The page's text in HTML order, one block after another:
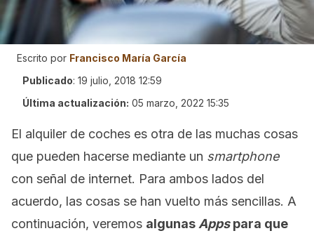
Escrito por Francisco María García
Publicado: 19 julio, 2018 12:59
Última actualización: 05 marzo, 2022 15:35
El alquiler de coches es otra de las muchas cosas
que pueden hacerse mediante un smartphone
con señal de internet. Para ambos lados del
acuerdo, las cosas se han vuelto más sencillas. A
continuación, veremos algunas Appspara que